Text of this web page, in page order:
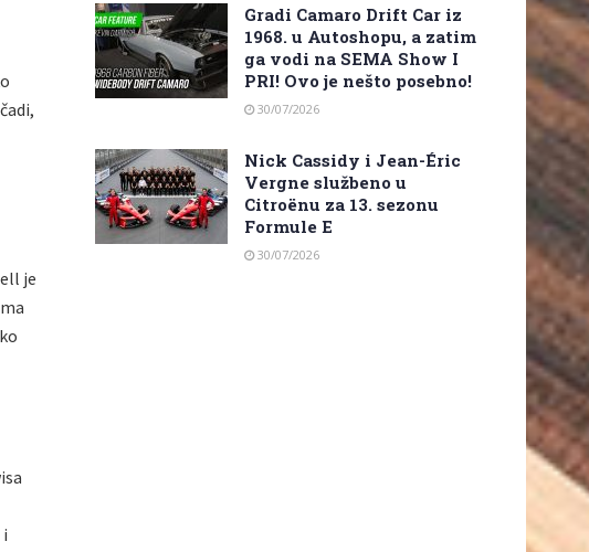
je
i
Gradi Camaro Drift Car iz
1968. u Autoshopu, a zatim
ga vodi na SEMA Show I
PRI! Ovo je nešto posebno!
30/07/2026
Nick Cassidy i Jean-Éric
Vergne službeno u
Citroënu za 13. sezonu
Formule E
30/07/2026